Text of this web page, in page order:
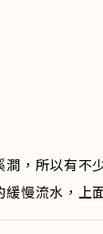
，所以有
慢流水，上